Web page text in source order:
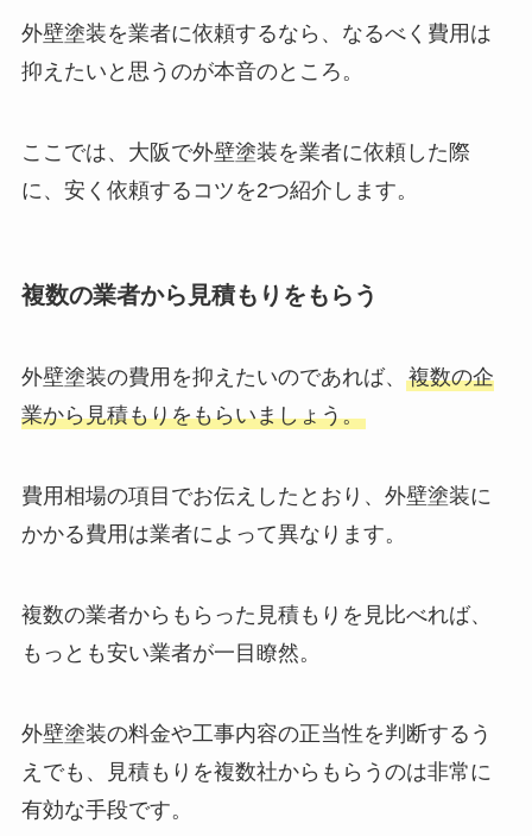
外壁塗装を業者に依頼するなら、なるべく費用は
抑えたいと思うのが本音のところ。
ここでは、大阪で外壁塗装を業者に依頼した際
に、安く依頼するコツを2つ紹介します。
複数の業者から見積もりをもらう
外壁塗装の費用を抑えたいのであれば、 複数の企
業から見積もりをもらいましょう。
費用相場の項目でお伝えしたとおり、外壁塗装に
かかる費用は業者によって異なります。
複数の業者からもらった見積もりを見比べれば、
もっとも安い業者が一目瞭然。
外壁塗装の料金や工事内容の正当性を判断するう
えでも、見積もりを複数社からもらうのは非常に
有効な手段です。